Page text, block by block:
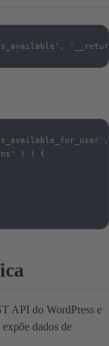
) ) {
API do WordPress e
expõe dados de